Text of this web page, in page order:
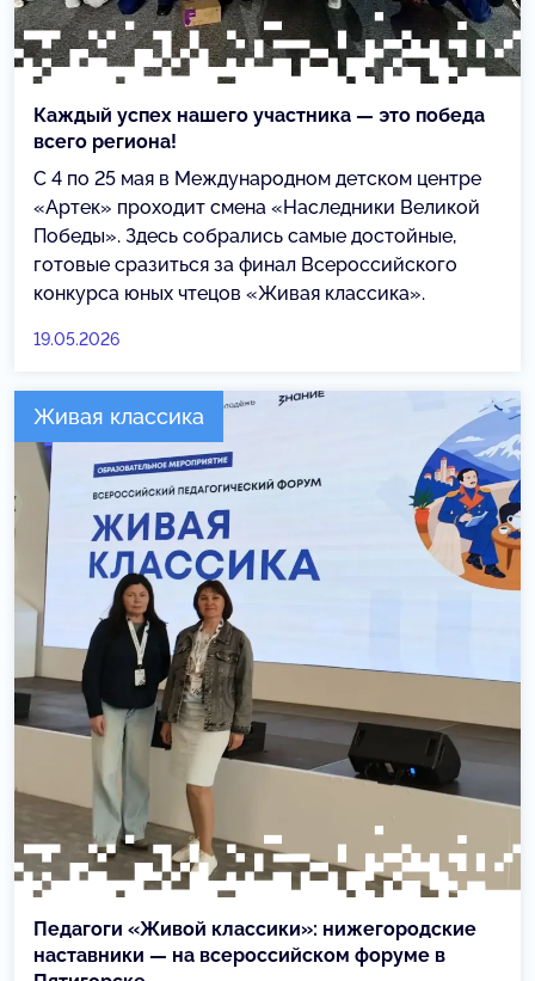
Каждый успех нашего участника — это победа
всего региона!
С 4 по 25 мая в Международном детском центре
«Артек» проходит смена «Наследники Великой
Победы». Здесь собрались самые достойные,
готовые сразиться за финал Всероссийского
конкурса юных чтецов «Живая классика».
19.05.2026
Живая классика
Педагоги «Живой классики»: нижегородские
наставники — на всероссийском форуме в